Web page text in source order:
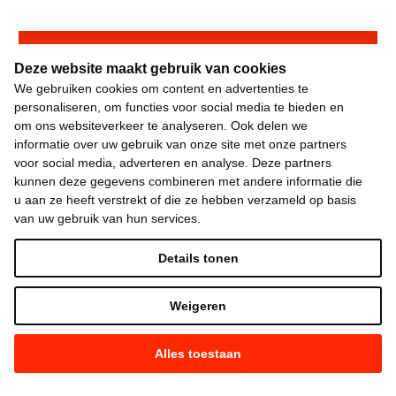
Deze website maakt gebruik van cookies
We gebruiken cookies om content en advertenties te
personaliseren, om functies voor social media te bieden en
om ons websiteverkeer te analyseren. Ook delen we
informatie over uw gebruik van onze site met onze partners
voor social media, adverteren en analyse. Deze partners
kunnen deze gegevens combineren met andere informatie die
u aan ze heeft verstrekt of die ze hebben verzameld op basis
van uw gebruik van hun services.
Alles toestaan
Weigeren
Details tonen
Laatste nieuws
©2026Vooruit —Privacyverklaring—Gebruiksvoorwaarden —Cookieverklaring